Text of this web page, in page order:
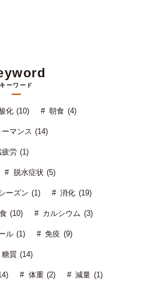
キーワード
化 (10) 朝食 (4)
ーマンス (14)
疲労 (1)
脱水症状 (5)
ーズン (1) 消化 (19)
(10) カルシウム (3)
ル (1) 免疫 (9)
糖質 (14)
体重 (2) 減量 (1)